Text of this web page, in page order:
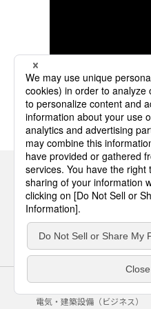
サイトのご利用にあたって
電気・建築設備（ビジネス）